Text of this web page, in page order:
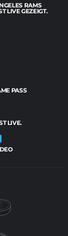
RAMS
LIVE GEZEIGT.
PASS
LIVE.